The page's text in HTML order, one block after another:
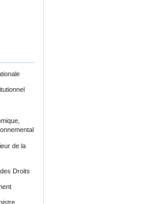
de la
Droits